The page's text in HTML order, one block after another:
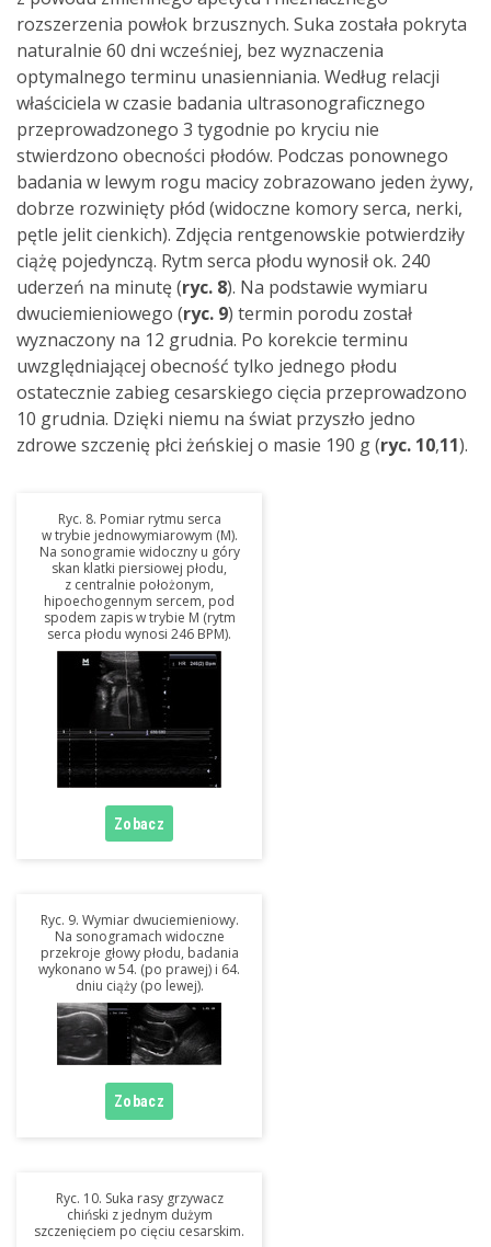
rozszerzenia powłok brzusznych. Suka została pokryta
naturalnie 60 dni wcześniej, bez wyznaczenia
optymalnego terminu unasienniania. Według relacji
właściciela w czasie badania ultrasonograficznego
przeprowadzonego 3 tygodnie po kryciu nie
stwierdzono obecności płodów. Podczas ponownego
badania w lewym rogu macicy zobrazowano jeden żywy,
dobrze rozwinięty płód (widoczne komory serca, nerki,
pętle jelit cienkich). Zdjęcia rentgenowskie potwierdziły
ciążę pojedynczą. Rytm serca płodu wynosił ok. 240
uderzeń na minutę (ryc. 8). Na podstawie wymiaru
dwuciemieniowego (ryc. 9) termin porodu został
wyznaczony na 12 grudnia. Po korekcie terminu
uwzględniającej obecność tylko jednego płodu
ostatecznie zabieg cesarskiego cięcia przeprowadzono
10 grudnia. Dzięki niemu na świat przyszło jedno
zdrowe szczenię płci żeńskiej o masie 190 g (ryc. 10,11).
Ryc. 8. Pomiar rytmu serca
w trybie jednowymiarowym (M).
Na sonogramie widoczny u góry
skan klatki piersiowej płodu,
z centralnie położonym,
hipoechogennym sercem, pod
spodem zapis w trybie M (rytm
serca płodu wynosi 246 BPM).
Ryc. 9. Wymiar dwuciemieniowy.
Na sonogramach widoczne
przekroje głowy płodu, badania
wykonano w 54. (po prawej) i 64.
dniu ciąży (po lewej).
Ryc. 10. Suka rasy grzywacz
chiński z jednym dużym
szczenięciem po cięciu cesarskim.